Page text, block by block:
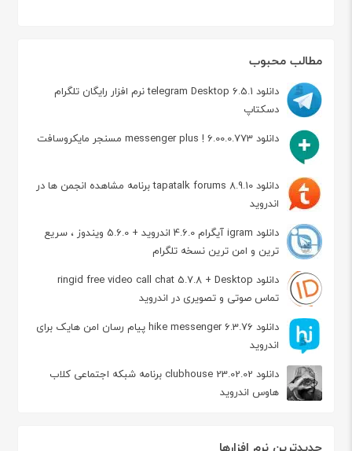
مطالب محبوب
دانلود telegram Desktop 6.5.1 نرم افزار رایگان تلگرام
دسکتاپ
دانلود messenger plus ! 6.00.0.773 مسنجر مایکروسافت
دانلود tapatalk forums 8.9.10 برنامه مشاهده انجمن ها در
اندروید
دانلود igram آیگرام 4.6.0 اندروید + 5.6.0 ویندوز ، سریع
ترین و امن ترین نسخه تلگرام
دانلود ringid free video call chat 5.7.8 + Desktop
تماس صوتی و تصویری در اندروید
دانلود hike messenger 6.3.76 پیام‌ رسان‌ امن هایک برای
اندروید
دانلود clubhouse 23.02.02 برنامه شبکه اجتماعی کلاب
هاوس اندروید
جدیدترین نرم افزارها